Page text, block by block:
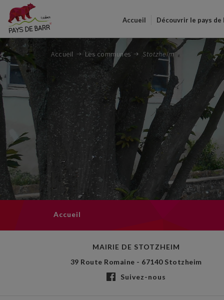
Accueil Découvrir le pays de
Accueil Les communes Stotzheim
Accueil
MAIRIE DE STOTZHEIM
39 Route Romaine - 67140 Stotzheim
Suivez-nous